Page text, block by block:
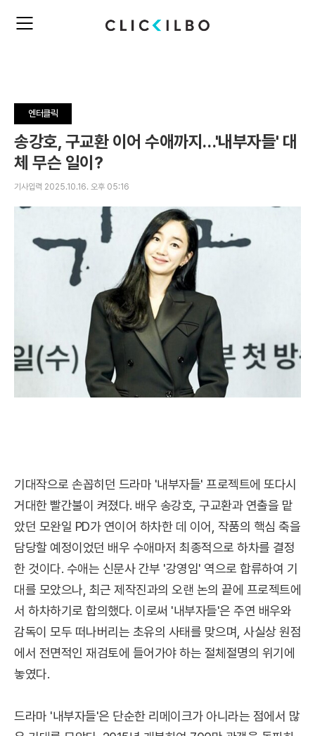
주
뉴
펼
치
기
엔터클릭
송강호, 구교환 이어 수애까지…'내부자들' 대
체 무슨 일이?
기사입력 2025.10.16. 오후 05:16
기대작으로 손꼽히던 드라마 '내부자들' 프로젝트에 또다시
거대한 빨간불이 켜졌다. 배우 송강호, 구교환과 연출을 맡
았던 모완일 PD가 연이어 하차한 데 이어, 작품의 핵심 축을
담당할 예정이었던 배우 수애마저 최종적으로 하차를 결정
한 것이다. 수애는 신문사 간부 '강영임' 역으로 합류하여 기
대를 모았으나, 최근 제작진과의 오랜 논의 끝에 프로젝트에
서 하차하기로 합의했다. 이로써 '내부자들'은 주연 배우와
감독이 모두 떠나버리는 초유의 사태를 맞으며, 사실상 원점
에서 전면적인 재검토에 들어가야 하는 절체절명의 위기에
놓였다.
드라마 '내부자들'은 단순한 리메이크가 아니라는 점에서 많